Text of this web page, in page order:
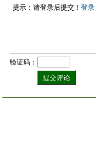
提示：请登录后提交！ 登录
验证码：